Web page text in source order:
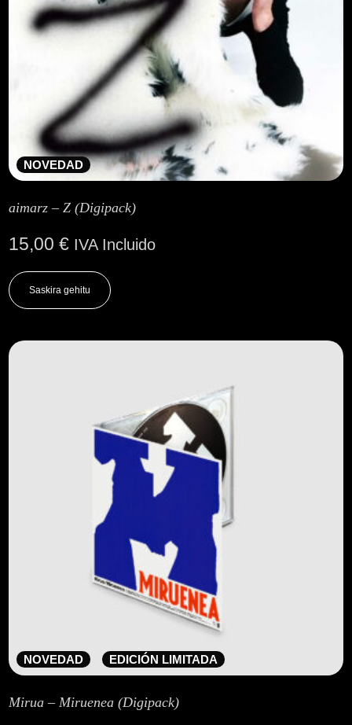
NOVEDAD
aimarz – Z (Digipack)
15,00€ IVA Incluido
Saskira gehitu
NOVEDAD EDICIÓN LIMITADA
Mirua – Miruenea (Digipack)